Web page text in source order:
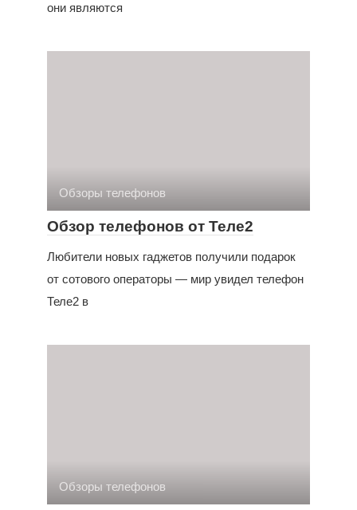
они являются
Обзоры телефонов
Обзор телефонов от Теле2
Любители новых гаджетов получили подарок
от сотового операторы — мир увидел телефон
Теле2 в
Обзоры телефонов